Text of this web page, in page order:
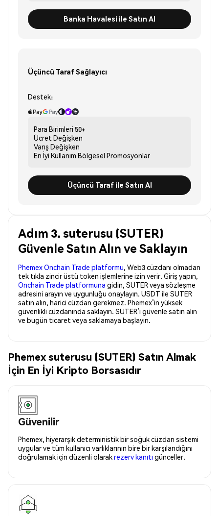
Banka Havalesi ile Satın Al
Üçüncü Taraf Sağlayıcı
Destek:
Para Birimleri 50+
Ücret Değişken
Varış Değişken
En İyi Kullanım Bölgesel Promosyonlar
Üçüncü Taraf ile Satın Al
Adım 3. suterusu (SUTER)
Güvenle Satın Alın ve Saklayın
Phemex Onchain Trade platformu, Web3 cüzdanı olmadan
tek tıkla zincir üstü token işlemlerine izin verir. Giriş yapın,
Onchain Trade platformuna gidin, SUTER veya sözleşme
adresini arayın ve uygunluğu onaylayın. USDT ile SUTER
satın alın, harici cüzdan gerekmez. Phemex’in yüksek
güvenlikli cüzdanında saklayın. SUTER’i güvenle satın alın
ve bugün ticaret veya saklamaya başlayın.
Phemex suterusu (SUTER) Satın Almak
İçin En İyi Kripto Borsasıdır
Güvenilir
Phemex, hiyerarşik deterministik bir soğuk cüzdan sistemi
uygular ve tüm kullanıcı varlıklarının bire bir karşılandığını
doğrulamak için düzenli olarakrezerv kanıtı günceller.